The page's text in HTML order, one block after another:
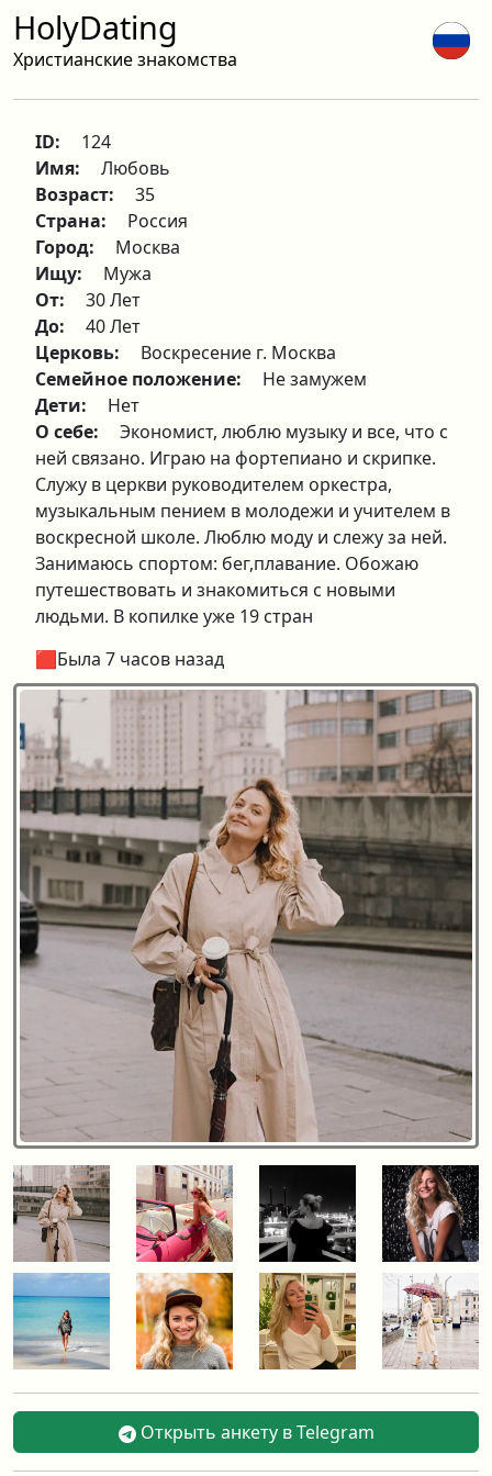
HolyDating
Христианские знакомства
ID:
124
Имя:
Любовь
Возраст:
35
Страна:
Россия
Город:
Москва
Ищу:
Мужа
От:
30 Лет
До:
40 Лет
Церковь:
Воскресение г. Москва
Семейное положение:
Не замужем
Дети:
Нет
О себе:
Экономист, люблю музыку и все, что с
ней связано. Играю на фортепиано и скрипке.
Служу в церкви руководителем оркестра,
музыкальным пением в молодежи и учителем в
воскресной школе. Люблю моду и слежу за ней.
Занимаюсь спортом: бег,плавание. Обожаю
путешествовать и знакомиться с новыми
людьми. В копилке уже 19 стран
🟥Была 7 часов назад
Открыть анкету в Telegram